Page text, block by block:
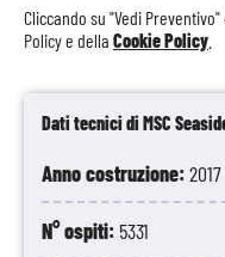
Dati tecnici di MSC
Anno costruzione:2017
N° ospiti: 5331
Cliccando su "Vedi
Policye della Cookie Policy